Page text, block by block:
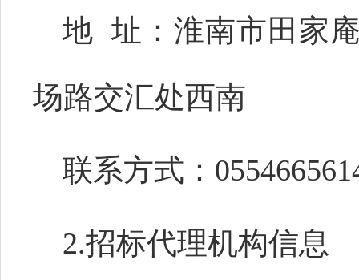
地 址：淮南市田家
场路交汇处西南
联系方式：
2.招标代理机构信息